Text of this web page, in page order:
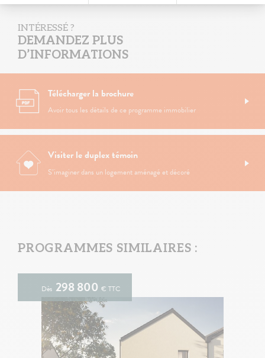
INTÉRESSÉ ?
DEMANDEZ PLUS
D’INFORMATIONS
Télécharger la brochure
Avoir tous les détails de ce programme immobilier
Visiter le duplex témoin
S’imaginer dans un logement aménagé et décoré
PROGRAMMES SIMILAIRES :
Dès 298 800 € TTC